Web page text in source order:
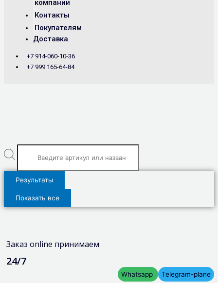
компании
Контакты
Покупателям
Доставка
+7 914-060-10-36
+7 999 165-64-84
Результаты
Показать все
Заказ online принимаем
24/7
Whatsapp Telegram-plane